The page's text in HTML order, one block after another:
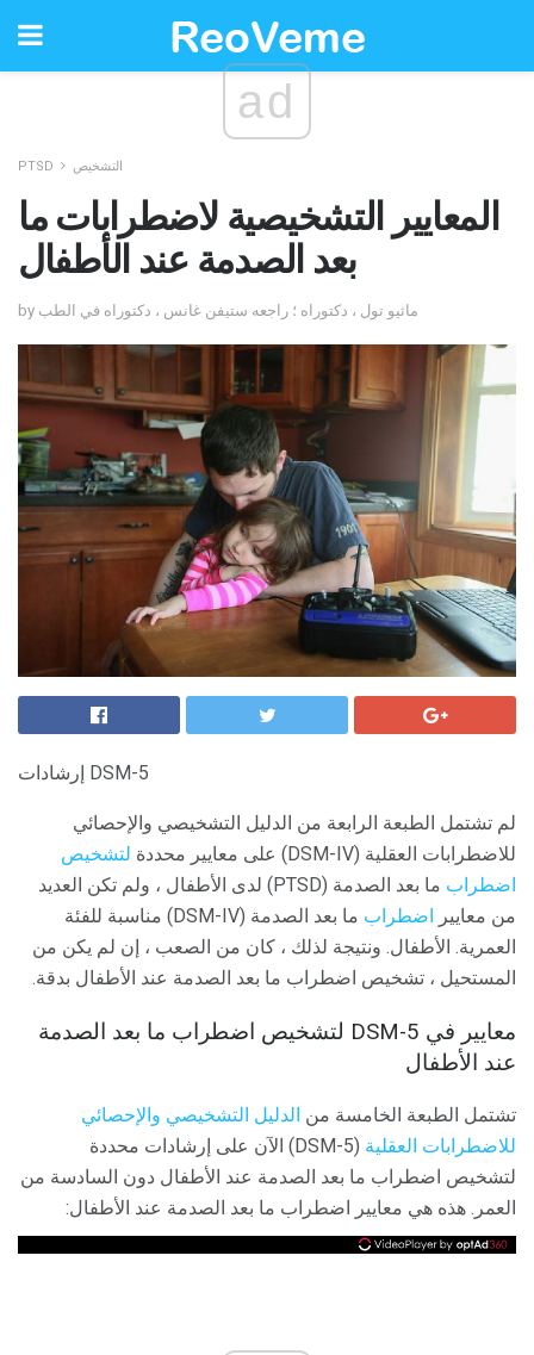
ad
PTSD التشخيص
المعايير التشخيصية لاضطرابات ما
بعد الصدمة عند الأطفال
by ماثيو تول ، دكتوراه ؛ راجعه ستيفن غانس ، دكتوراه في الطب
إرشادات DSM-5
لم تشتمل الطبعة الرابعة من الدليل التشخيصي والإحصائي
للاضطرابات العقلية (DSM-IV) على معايير محددة
لتشخيص
اضطراب
ما بعد الصدمة (PTSD) لدى الأطفال ، ولم تكن العديد
من معايير اضطراب
ما بعد الصدمة (DSM-IV) مناسبة للفئة
العمرية. الأطفال. ونتيجة لذلك ، كان من الصعب ، إن لم يكن من
المستحيل ، تشخيص اضطراب ما بعد الصدمة عند الأطفال بدقة.
معايير في DSM-5 لتشخيص اضطراب ما بعد الصدمة
عند الأطفال
تشتمل الطبعة الخامسة من الدليل التشخيصي والإحصائي
للاضطرابات العقلية
(DSM-5) الآن على إرشادات محددة
لتشخيص اضطراب ما بعد الصدمة عند الأطفال دون السادسة من
العمر. هذه هي معايير اضطراب ما بعد الصدمة عند الأطفال: